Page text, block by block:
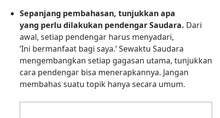
Sepanjang pembahasan, tunjukkan apa
yang perlu dilakukan pendengar Saudara. Dari
awal, setiap pendengar harus menyadari,
’Ini bermanfaat bagi saya.’ Sewaktu Saudara
mengembangkan setiap gagasan utama, tunjukkan
cara pendengar bisa menerapkannya. Jangan
membahas suatu topik hanya secara umum.